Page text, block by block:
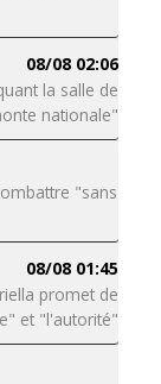
08/08 02:06
la salle de
nationale"
"sans
08/08 01:45
promet de
et "l'autorité"